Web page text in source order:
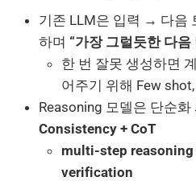
기존 LLM은 입력 → 다
하며 “가장 그럴듯한 다
한 번 잘못 생성하면
어주기 위해 Few
Reasoning 모델은 단순화
Consistency + CoT
multi-step
verification